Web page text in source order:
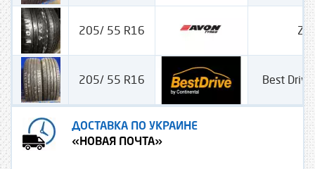
205/ 55 R16
205/ 55 R16 Best
ДОСТАВКА ПО УКРАИНЕ
«НОВАЯ ПОЧТА»